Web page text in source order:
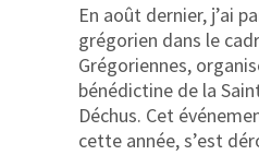
En août dernier, j’ai
grégorien dans le
Grégoriennes,
bénédictine de la
Déchus. Cet
cette année, s’est